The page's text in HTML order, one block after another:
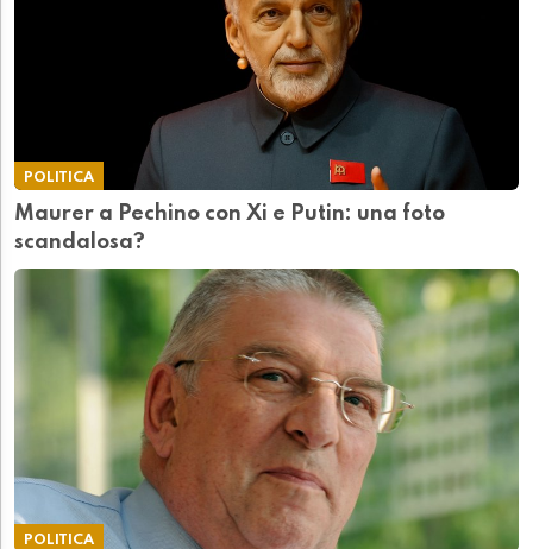
POLITICA
Maurer a Pechino con Xi e Putin: una foto
scandalosa?
POLITICA